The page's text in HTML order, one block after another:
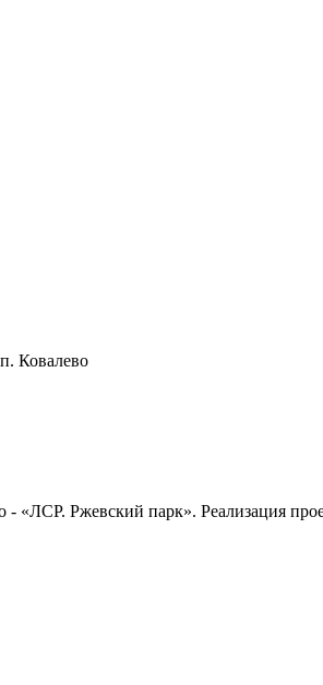
Ковалево
«ЛСР. Ржевский парк». Реализация